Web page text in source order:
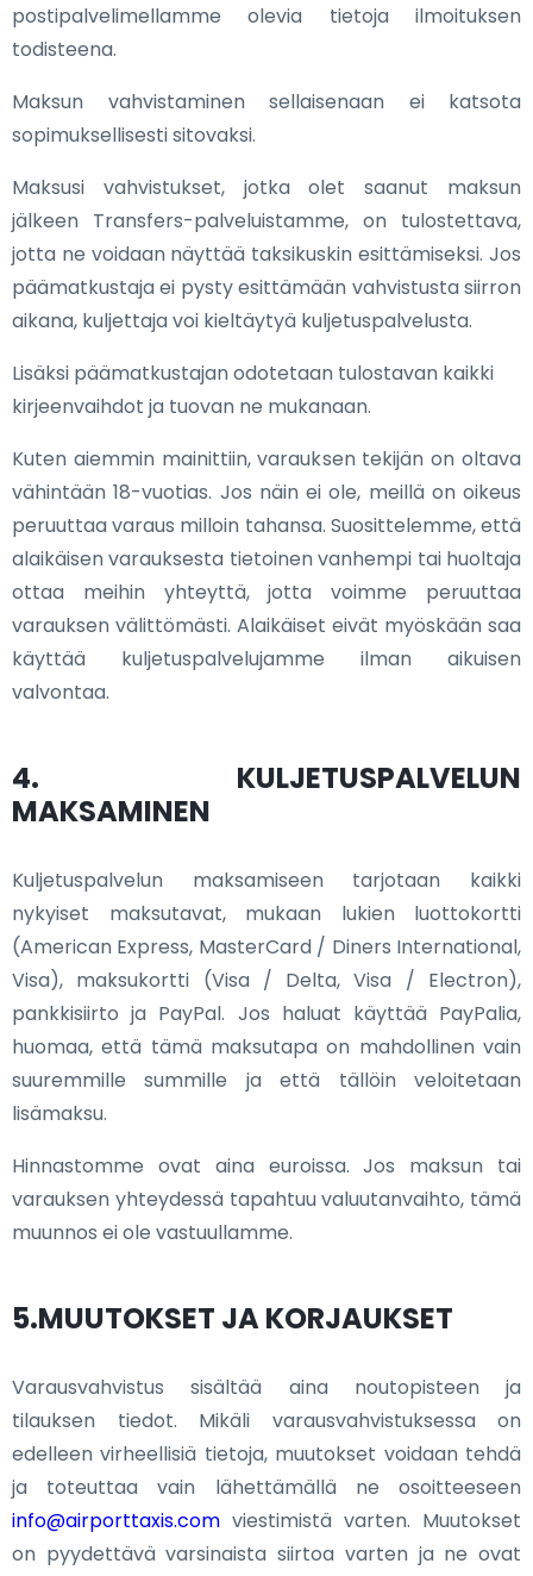
postipalvelimellamme olevia tietoja ilmoituksen
todisteena.
Maksun vahvistaminen sellaisenaan ei katsota
sopimuksellisesti sitovaksi.
Maksusi vahvistukset, jotka olet saanut maksun
jälkeen Transfers-palveluistamme, on tulostettava,
jotta ne voidaan näyttää taksikuskin esittämiseksi. Jos
päämatkustaja ei pysty esittämään vahvistusta siirron
aikana, kuljettaja voi kieltäytyä kuljetuspalvelusta.
Lisäksi päämatkustajan odotetaan tulostavan kaikki
kirjeenvaihdot ja tuovan ne mukanaan.
Kuten aiemmin mainittiin, varauksen tekijän on oltava
vähintään 18-vuotias. Jos näin ei ole, meillä on oikeus
peruuttaa varaus milloin tahansa. Suosittelemme, että
alaikäisen varauksesta tietoinen vanhempi tai huoltaja
ottaa meihin yhteyttä, jotta voimme peruuttaa
varauksen välittömästi. Alaikäiset eivät myöskään saa
käyttää kuljetuspalvelujamme ilman aikuisen
valvontaa.
4. KULJETUSPALVELUN
MAKSAMINEN
Kuljetuspalvelun maksamiseen tarjotaan kaikki
nykyiset maksutavat, mukaan lukien luottokortti
(American Express, MasterCard / Diners International,
Visa), maksukortti (Visa / Delta, Visa / Electron),
pankkisiirto ja PayPal. Jos haluat käyttää PayPalia,
huomaa, että tämä maksutapa on mahdollinen vain
suuremmille summille ja että tällöin veloitetaan
lisämaksu.
Hinnastomme ovat aina euroissa. Jos maksun tai
varauksen yhteydessä tapahtuu valuutanvaihto, tämä
muunnos ei ole vastuullamme.
5.MUUTOKSET JA KORJAUKSET
Varausvahvistus sisältää aina noutopisteen ja
tilauksen tiedot. Mikäli varausvahvistuksessa on
edelleen virheellisiä tietoja, muutokset voidaan tehdä
ja toteuttaa vain lähettämällä ne osoitteeseen
info@airporttaxis.com viestimistä varten. Muutokset
on pyydettävä varsinaista siirtoa varten ja ne ovat